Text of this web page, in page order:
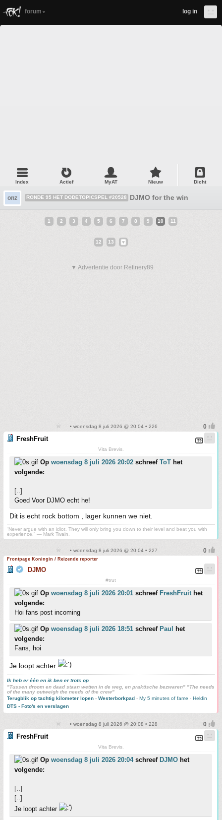
forum log in
Index Actief MyAT Nieuw Dicht
onz RONDE 95 HET DODETOPICSPEL #20528 DJMO for the win
1 2 3 4 5 6 7 8 9 10 11
12 13
▼ Advertentie door Refinery89
• woensdag 8 juli 2026 @ 20:04 • 226
FreshFruit
Vita Brevis.
Op woensdag 8 juli 2026 20:02 schreef ToT het
volgende:
[..]
Goed Voor DJMO echt he!
Dit is echt rock bottom , lager kunnen we niet.
“Never argue with an idiot. They will only bring you down to their level and beat you with
experience.” ― Mark Twain.
• woensdag 8 juli 2026 @ 20:04 • 227
Frontpage Koningin / Reizende reporter
DJMO
#trut
Op woensdag 8 juli 2026 20:01 schreef FreshFruithet
volgende:
Hoi fans post incoming
Op woensdag 8 juli 2026 18:51 schreef Paul
het
volgende:
Fans, hoi
Je loopt achter
Ik heb er één en ik ben er trots op
"Tussen droom en daad staan wetten in de weg, en praktische bezwaren" "The needs
of the many outweigh the needs of the crew"
Terugblik op tachtig kilometer lopen - Westerborkpad - My 5 minutes of fame - Heldin
DTS - Foto's en verslagen
• woensdag 8 juli 2026 @ 20:08 • 228
FreshFruit
Vita Brevis.
Op woensdag 8 juli 2026 20:04schreef DJMO het
volgende:
[..]
[..]
Je loopt achter